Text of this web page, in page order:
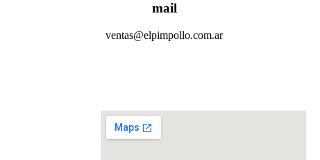
mail
ventas@elpimpollo.com.ar